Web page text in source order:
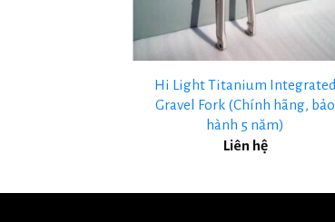
+
Hi Light Titanium Integrated
Gravel Fork (Chính hãng, bảo
hành 5 năm)
Liên hệ